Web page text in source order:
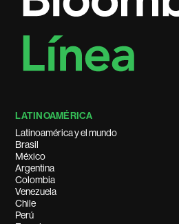
LATINOAMÉRICA
Latinoamérica y el mundo
Brasil
México
Argentina
Colombia
Venezuela
Chile
Perú